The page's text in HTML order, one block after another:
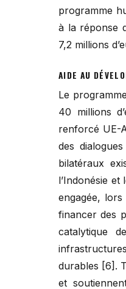
programme
à la réponse
7,2 millions
AIDE AU
Le
40 millions
renforcé UE-
des
bilatéraux
l’Indonésie
engagée,
financer des
catalytique
durables [6].
et